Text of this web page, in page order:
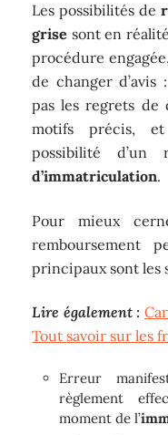
Les possibilités de
grise sont en
procédure
de changer d’avis
pas les regrets de
motifs précis,
possibilité
d’immatriculation.
Pour mieux
remboursement
principaux sont les
Lire également :
Tout savoir sur les
Erreur
règlement
moment de l’